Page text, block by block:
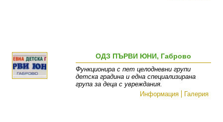
ОДЗ ПЪРВИ ЮНИ, Габрово
Функционира с пет целодневни групи
детска градина и една специализирана
група за деца с увреждания.
Информация
Галерия